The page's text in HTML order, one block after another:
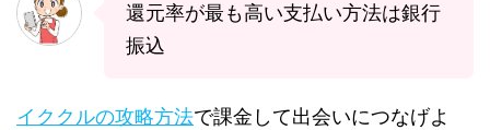
還元率が最も高い支払い方法は銀行
振込
イククルの攻略方法で課金して出会いにつなげよ